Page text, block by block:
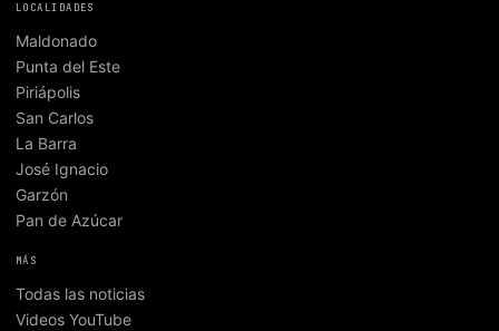
LOCALIDADES
Maldonado
Punta del Este
Piriápolis
San Carlos
La Barra
José Ignacio
Garzón
Pan de Azúcar
MÁS
Todas las noticias
Videos YouTube